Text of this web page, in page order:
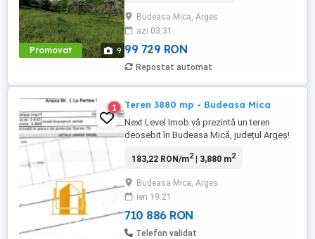
Promovat 9
vacanță, casă pe structură mobilă sau tip
container. De asemenea, poate fi
achiziționat ca ...
Budeasa Mica, Arges
azi 03:31
99 729 RON
Repostat automat
1 Teren 3880 mp - Budeasa Mica
Next Level Imob vă prezintă un teren
deosebit în Budeasa Mică, județul Argeș!
generos de 3.880 mp, situat într-o locație
și un cadru natural deosebit. Caracteristici
principale: Deschidere la strada principală
asfaltată: ...
183,22 RON/m2| 3,880 m2
Budeasa Mica, Arges
ieri 19:21
710 886 RON
Telefon validat